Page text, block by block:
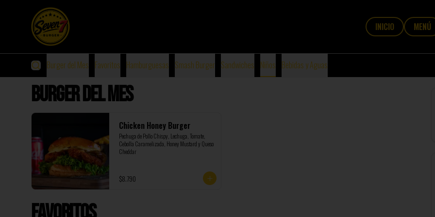
INICIO MENÚ
Burger del Mes Favoritos Hamburguesas Smash Burger Sandwiches Niños Bebidas y Aguas
Burger del Mes
Chicken Honey Burger
Pechuga de Pollo Chispy, Lechuga, Tomate,
Cebolla Caramelizada, Honey Mustard y Queso
Cheddar
$8.790